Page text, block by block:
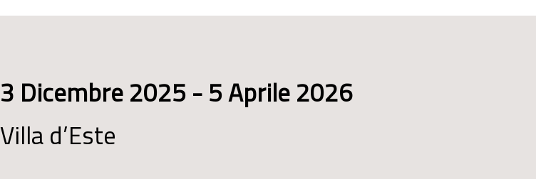
3 Dicembre 2025 - 5 Aprile 2026
Villa d’Este